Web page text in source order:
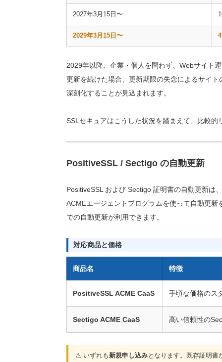
2027年3月15日〜
2029年3月15日〜
2029年以降、企業・個人を問わず、Webサイト
更新を続けた場合、更新期限の失念によるサイ
深刻化することが見込まれます。
SSLセキュアはこうした状況を踏まえて、比較
PositiveSSL / Sectigo の自動更新
PositiveSSL および Sectigo 証明書の自動更新は
ACMEエージェントプログラムを使って自動更
での自動更新が利用できます。
対応商品と価格
商品名 特徴
PositiveSSL ACME CaaS 手頃な価格のス
Sectigo ACME CaaS 高い信頼性の
⚠ いずれも新規申し込みとなります。既存証明書